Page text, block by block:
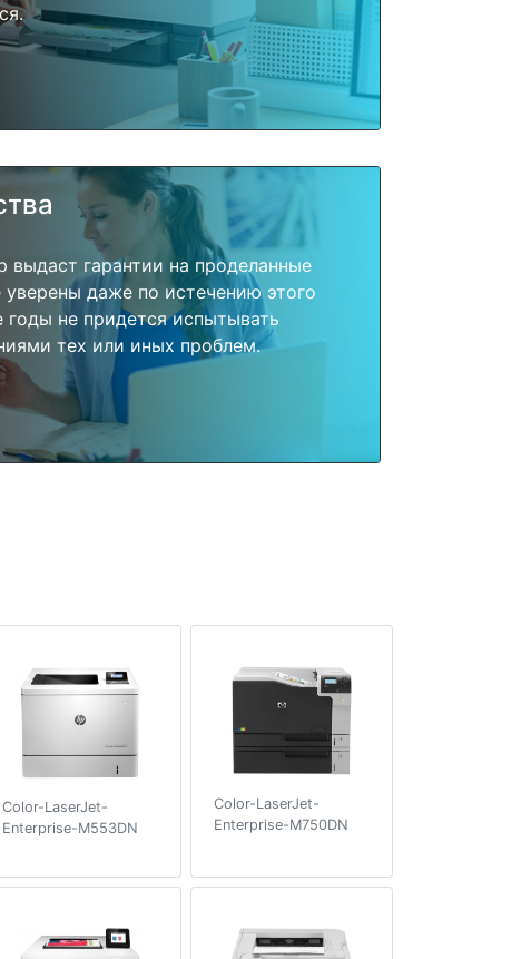
выдаст гарантии на проделанные
уверены даже по истечению этого
не придется испытывать
тех или иных проблем.
Color-LaserJet-
Enterprise-M553DN
Color-LaserJet-
Enterprise-M750DN